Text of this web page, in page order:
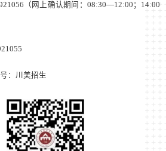
（网上确认期间：08:30—12:00 ； 14:00
：川美招生